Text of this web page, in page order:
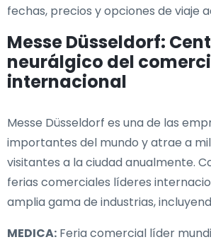
fechas, precios y opciones de viaje
Messe Düsseldorf:
neurálgico del
internacional
Messe Düsseldorf es una de las
importantes del mundo y atrae a
visitantes a la ciudad anualmente.
ferias comerciales líderes
amplia gama de industrias,
MEDICA: Feria comercial líder